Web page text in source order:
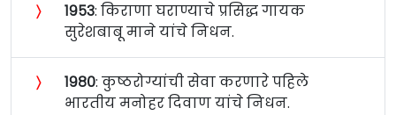
〉 १९५३: किराणा घराण्याचे प्रसिद्ध गायक
सुरेशबाबू माने यांचे निधन.
〉 १९८०: कुष्ठरोग्यांची सेवा करणारे पहिले
भारतीय मनोहर दिवाण यांचे निधन.